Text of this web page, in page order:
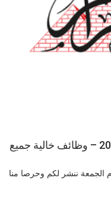
وظائف اهرام الجمعة 18 اكتوبر 2024 – وظائف خالية جميع
الجمعة ننشر لكم وحرصا منا